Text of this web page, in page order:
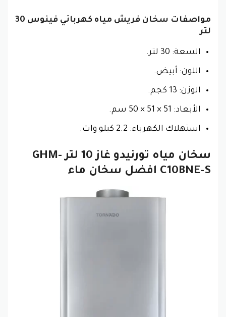
مواصفات سخان فريش مياه كهربائي فينوس 30
لتر
السعة: 30 لتر.
اللون: أبيض.
الوزن: 13 كجم.
الأبعاد: 51 × 51 × 50 سم.
استهلاك الكهرباء: 2.2 كيلو وات.
سخان مياه تورنيدو غاز 10 لتر GHM-
C10BNE-S افضل سخان ماء